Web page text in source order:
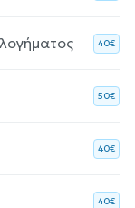
40€
50€
40€
40€